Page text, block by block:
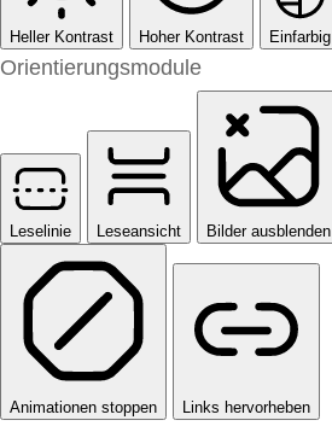
Heller Kontrast Hoher Kontrast Einfarbig
Orientierungsmodule
Leselinie Leseansicht Bilder ausblenden
Animationen stoppen Links hervorheben